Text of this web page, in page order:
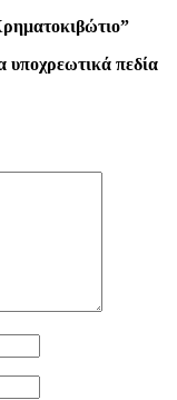
υποχρεωτικά πεδία